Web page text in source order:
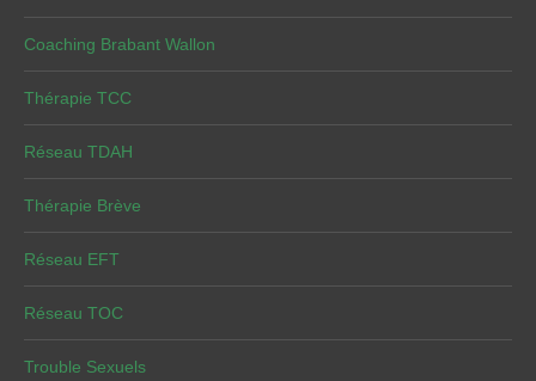
Coaching Brabant Wallon
Thérapie TCC
Réseau TDAH
Thérapie Brève
Réseau EFT
Réseau TOC
Trouble Sexuels